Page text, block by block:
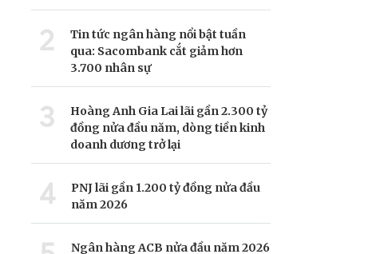
2
Tin tức ngân hàng nổi bật tuần
qua: Sacombank cắt giảm hơn
3.700 nhân sự
3
Hoàng Anh Gia Lai lãi gần 2.300 tỷ
đồng nửa đầu năm, dòng tiền kinh
doanh dương trở lại
4
PNJ lãi gần 1.200 tỷ đồng nửa đầu
năm 2026
Ngân hàng ACB nửa đầu năm 2026